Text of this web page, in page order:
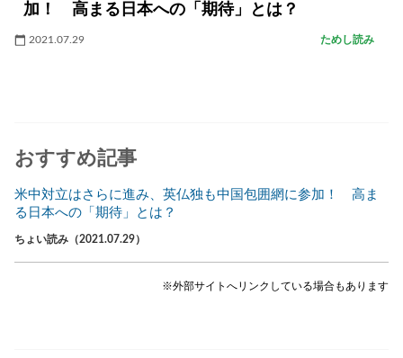
加！ 高まる日本への「期待」とは？
2021.07.29 ためし読み
おすすめ記事
米中対立はさらに進み、英仏独も中国包囲網に参加！ 高ま
る日本への「期待」とは？
ちょい読み（2021.07.29）
※外部サイトへリンクしている場合もあります